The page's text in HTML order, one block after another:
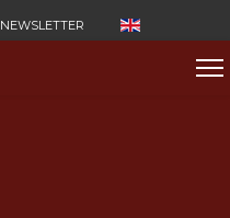
NEWSLETTER Sélectionnez